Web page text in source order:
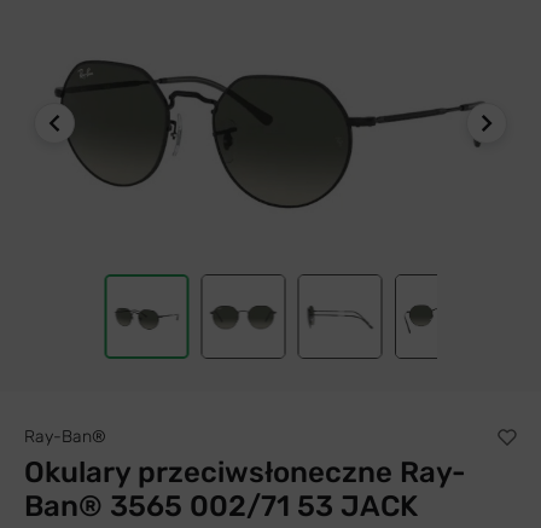
Ray-Ban®
Okulary przeciwsłoneczne Ray-
Ban® 3565 002/71 53 JACK